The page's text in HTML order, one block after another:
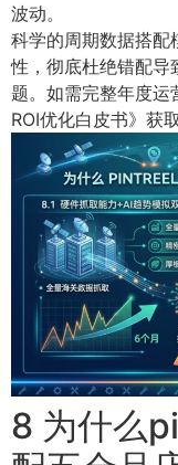
波动。
科学的周期数据搭配
性，彻底杜绝错配导
题。如需完整年度
ROI优化白皮书》获
8 为什么